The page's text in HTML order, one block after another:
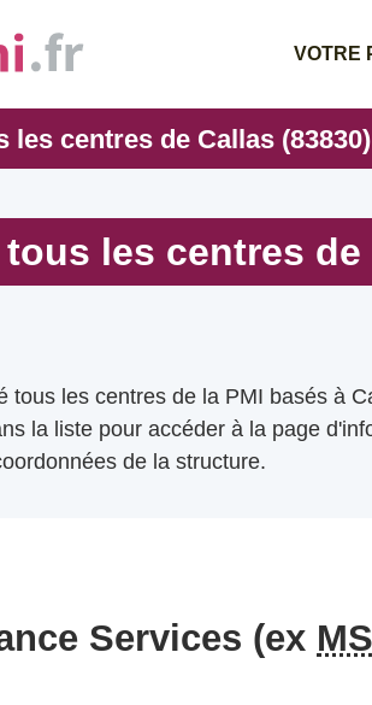
VOTRE
les centres de Callas (83830)
les centres de
tous les centres de la PMI basés à
la liste pour accéder à la page
de la structure.
Services (ex